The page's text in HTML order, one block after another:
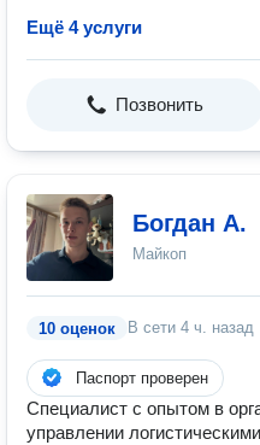
Ещё 4 услуги
Позвонить
Богдан А.
Майкоп
10 оценок В сети 4 ч. назад
Паспорт проверен
Специалист с опытом в
управлении